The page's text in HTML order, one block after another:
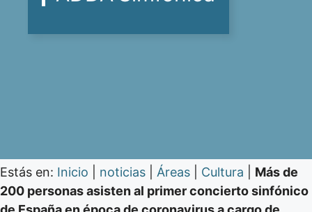
Estás en: Inicio noticias Áreas Cultura
Más de
200 personas asisten al primer concierto sinfónico